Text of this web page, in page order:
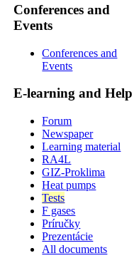
Conferences and
Events
Conferences and
Events
E-learning and Help
Forum
Newspaper
Learning material
RA4L
GIZ-Proklima
Heat pumps
Tests
F gases
Príručky
Prezentácie
All documents